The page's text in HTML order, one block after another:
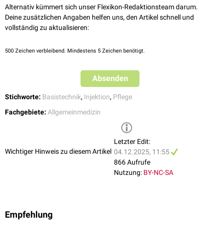
ventrogluteale Injektion nach Hochstetterwesentlich mehr verbreitet, da
sie als sichersteglutealeInjektionsstelle gilt.
Alternativ kümmert sich unser Flexikon-Redaktionsteam darum.
Deine zusätzlichen Angaben helfen uns, den Artikel schnell und
vollständig zu aktualisieren:
500 Zeichen verbleibend. Mindestens 5 Zeichen benötigt.
Absenden
Stichworte: Basistechnik, Injektion, Pflege
Fachgebiete: Allgemeinmedizin
Wichtiger Hinweis zu diesem Artikel
Letzter Edit:
04.12.2025, 11:55
866 Aufrufe
Nutzung: BY-NC-SA
Empfehlung